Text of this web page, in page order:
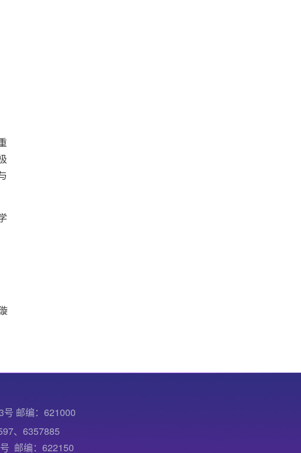
邮编：621000
、6357885
邮编：622150